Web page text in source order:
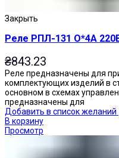
Закрыть
Реле РПЛ-131 О*4А
₴843.23
Реле предназначены для
комплектующих изделий в
основном в схемах
предназначены для
Добавить в список желаний
В корзину
Просмотр